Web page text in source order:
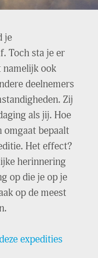
je
Toch sta je er
namelijk ook
deelnemers
Zij
als jij. Hoe
omgaat bepaalt
Het effect?
herinnering
op die je op je
op de meest
expedities
organisatie